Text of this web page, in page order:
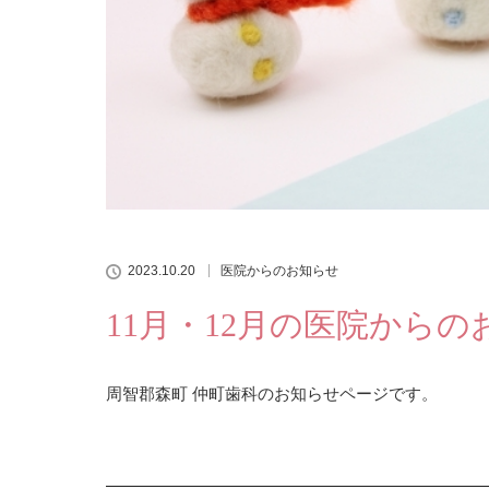
2023.10.20 医院からのお知らせ
11月・12月の医院からの
周智郡森町 仲町歯科のお知らせページです。